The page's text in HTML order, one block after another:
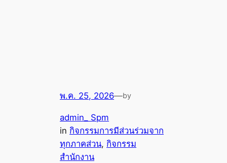
พ.ค. 25, 2026—by
admin_ Spm
in กิจกรรมการมีส่วนร่วมจาก
ทุกภาคส่วน, กิจกรรม
สำนักงาน